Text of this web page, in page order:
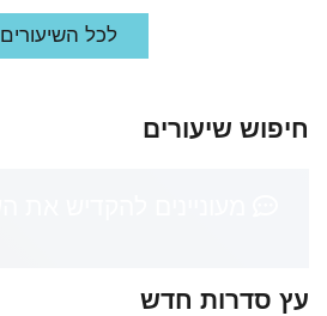
לכל השיעורים
חיפוש שיעורים
עץ סדרות חדש